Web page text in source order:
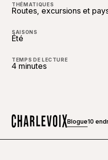
THÉMATIQUES
Routes, excursions et
SAISONS
Été
TEMPS DE LECTURE
4 minutes
Blogue10